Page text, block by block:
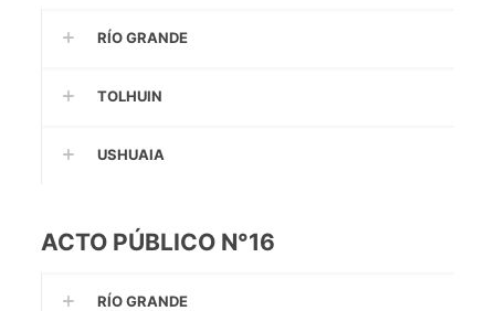
RÍO GRANDE
TOLHUIN
USHUAIA
ACTO PÚBLICO N°16
RÍO GRANDE